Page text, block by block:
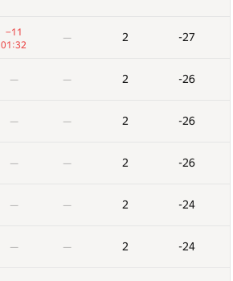
−11
01:32
— 2 -27
— — 2 -26
— — 2 -26
— — 2 -26
— — 2 -24
— — 2 -24